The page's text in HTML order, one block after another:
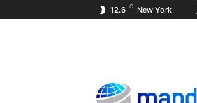
12.6 C New York